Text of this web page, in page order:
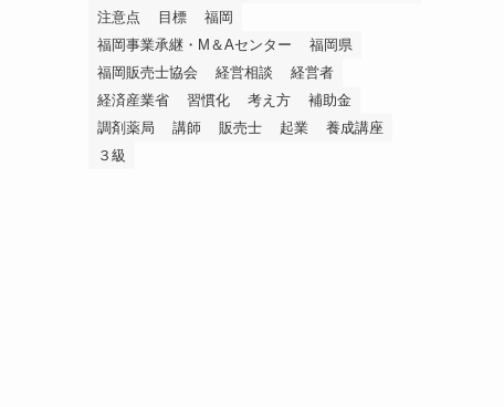
注意点
目標
福岡
福岡事業承継・M＆Aセンター
福岡県
福岡販売士協会
経営相談
経営者
経済産業省
習慣化 考え方
補助金
調剤薬局
講師 販売士 起業
養成講座
３級